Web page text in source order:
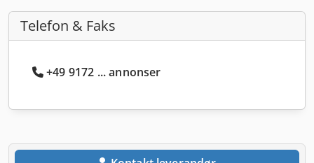
Telefon & Faks
+49 9172 ... annonser